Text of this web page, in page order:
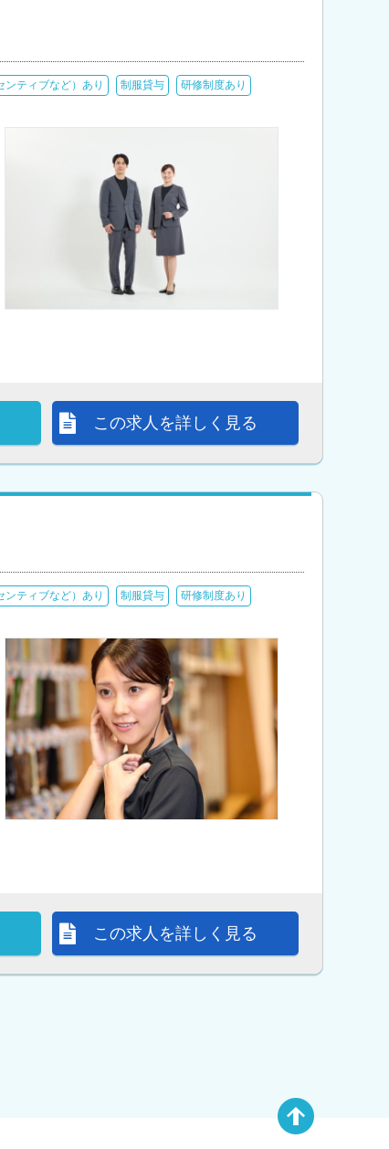
ティブなど）あり 制服貸与 研修制度あり
この求人を詳しく見る
ティブなど）あり 制服貸与 研修制度あり
この求人を詳しく見る